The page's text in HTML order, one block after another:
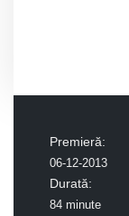
Premieră:
06-12-2013
Durată:
84 minute